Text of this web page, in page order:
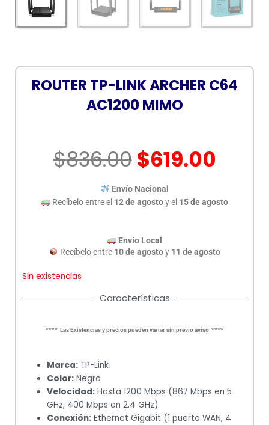
ROUTER TP-LINK ARCHER C64
AC1200 MIMO
$836.00El
precio
original
era:
$836.00.
$619.00
es:
Envío Nacional
Recíbelo entre el 12 de agostoy el 15 de agosto
Envío Local
Recíbelo entre 10 de agostoy 11 de agosto
Sin existencias
Características
**** Las Existencias y precios pueden variar sin previo aviso ****
Marca: TP-Link
Color: Negro
Velocidad: Hasta 1200 Mbps (867 Mbps en 5
GHz, 400 Mbps en 2.4 GHz)
Conexión: Ethernet Gigabit (1 puerto WAN, 4